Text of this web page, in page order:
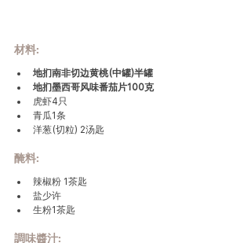
材料:
地扪南非切边黄桃(中罐)半罐
地扪墨西哥风味番茄片100克
虎虾4只
青瓜1条
洋葱(切粒) 2汤匙
醃料:
辣椒粉 1茶匙
盐少许
生粉1茶匙
調味醬汁: